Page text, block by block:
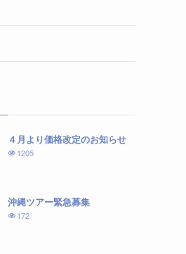
４月より価格改定のお知らせ
1205
沖縄ツアー緊急募集
172